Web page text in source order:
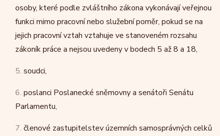
osoby, které podle zvláštního zákona vykonávají veřejnou
funkci mimo pracovní nebo služební poměr, pokud se na
jejich pracovní vztah vztahuje ve stanoveném rozsahu
zákoník práce a nejsou uvedeny v bodech 5 až 8 a 18,
5. soudci,
6. poslanci Poslanecké sněmovny a senátoři Senátu
Parlamentu,
7. členové zastupitelstev územních samosprávných celků